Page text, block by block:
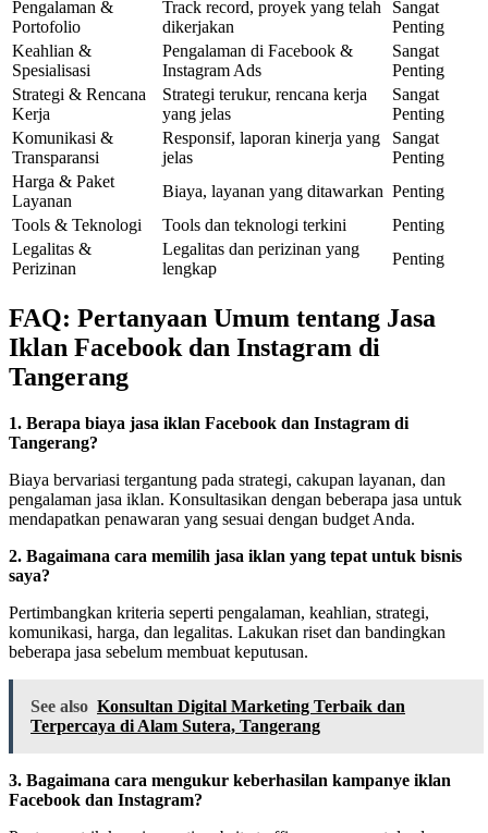
Pengalaman &
Portofolio
Track record, proyek yang telah
dikerjakan
Sangat
Penting
Keahlian &
Spesialisasi
Pengalaman di Facebook &
Instagram Ads
Sangat
Penting
Strategi & Rencana
Kerja
Strategi terukur, rencana kerja
yang jelas
Sangat
Penting
Komunikasi &
Transparansi
Responsif, laporan kinerja yang
jelas
Sangat
Penting
Harga & Paket
Layanan
Biaya, layanan yang ditawarkan Penting
Tools & Teknologi
Tools dan teknologi terkini
Penting
Legalitas &
Perizinan
Legalitas dan perizinan yang
lengkap
Penting
FAQ: Pertanyaan Umum tentang Jasa
Iklan Facebook dan Instagram di
Tangerang
1. Berapa biaya jasa iklan Facebook dan Instagram di
Tangerang?
Biaya bervariasi tergantung pada strategi, cakupan layanan, dan
pengalaman jasa iklan. Konsultasikan dengan beberapa jasa untuk
mendapatkan penawaran yang sesuai dengan budget Anda.
2. Bagaimana cara memilih jasa iklan yang tepat untuk bisnis
saya?
Pertimbangkan kriteria seperti pengalaman, keahlian, strategi,
komunikasi, harga, dan legalitas. Lakukan riset dan bandingkan
beberapa jasa sebelum membuat keputusan.
See also Konsultan Digital Marketing Terbaik dan
Terpercaya di Alam Sutera, Tangerang
3. Bagaimana cara mengukur keberhasilan kampanye iklan
Facebook dan Instagram?